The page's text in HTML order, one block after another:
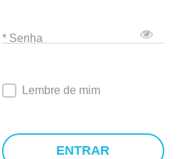
* Senha
Lembre de mim
ENTRAR